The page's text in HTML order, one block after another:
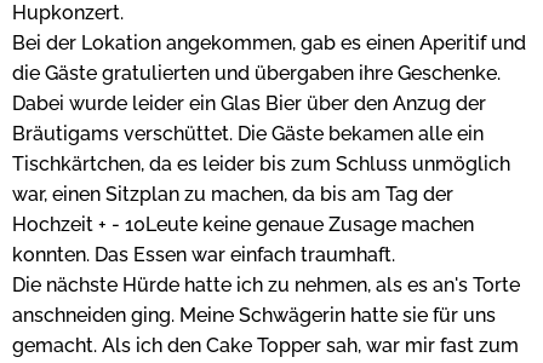
Hupkonzert.
Bei der Lokation angekommen, gab es einen Aperitif und
die Gäste gratulierten und übergaben ihre Geschenke.
Dabei wurde leider ein Glas Bier über den Anzug der
Bräutigams verschüttet. Die Gäste bekamen alle ein
Tischkärtchen, da es leider bis zum Schluss unmöglich
war, einen Sitzplan zu machen, da bis am Tag der
Hochzeit + - 10Leute keine genaue Zusage machen
konnten. Das Essen war einfach traumhaft.
Die nächste Hürde hatte ich zu nehmen, als es an's Torte
anschneiden ging. Meine Schwägerin hatte sie für uns
gemacht. Als ich den Cake Topper sah, war mir fast zum